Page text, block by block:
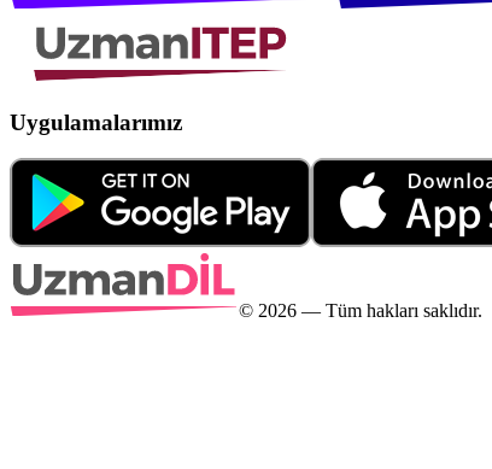
Uygulamalarımız
© 2026 — Tüm hakları saklıdır.